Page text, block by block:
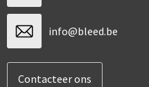
info@bleed.be
Contacteer ons